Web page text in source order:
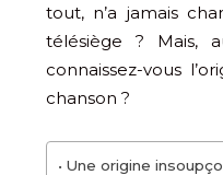
tout, n’a jamais
télésiège ? Mais,
connaissez-vous
chanson ?
Une origine